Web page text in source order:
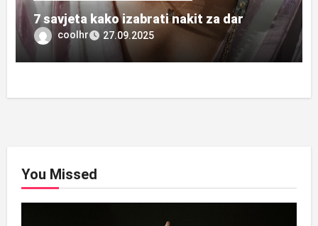
7 savjeta kako izabrati nakit za dar
coolhr 27.09.2025
You Missed